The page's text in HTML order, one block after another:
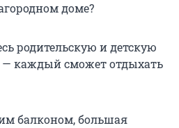
доме?
родительскую и детскую
каждый сможет отдыхать
балконом, большая